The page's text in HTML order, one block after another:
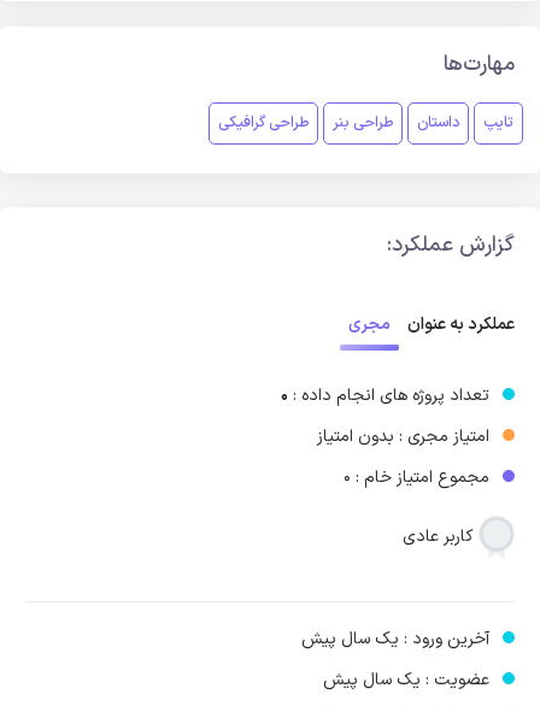
مهارت‌ها
تایپ داستان طراحی بنر طراحی گرافیکی
گزارش عملکرد:
عملکرد به عنوان مجری
تعداد پروژه های انجام داده : 0
امتیاز مجری : بدون امتیاز
مجموع امتیاز خام : 0
کاربر عادی
آخرین ورود : یک سال پیش
عضویت : یک سال پیش